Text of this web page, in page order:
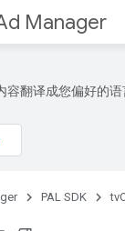
Manager
容翻译成您偏好的
PAL SDK